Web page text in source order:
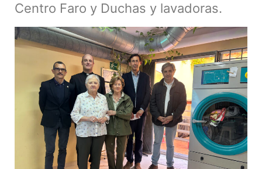
Centro Faro y Duchas y lavadoras.